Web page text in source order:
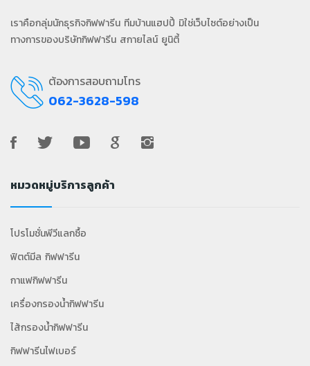
เราคือกลุ่มนักธุรกิจกิฟฟารีน ทีมบ้านแฮปปี้ มิใช่เว็บไซต์อย่างเป็น
ทางการของบริษัทกิฟฟารีน สกายไลน์ ยูนิตี้
ต้องการสอบถามโทร
062-3628-598
หมวดหมู่บริการลูกค้า
โปรโมชั่นพีวีแลกซื้อ
ฟิตต์มีล กิฟฟารีน
กาแฟกิฟฟารีน
เครื่องกรองน้ำกิฟฟารีน
ไส้กรองน้ำกิฟฟารีน
กิฟฟารีนไฟเบอร์